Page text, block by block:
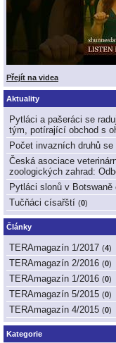
Přejít na videa
Aktuality
Pytláci a pašeráci se
tým, potírající obchod s
Počet invazních druhů
Česká asociace
zoologických zahrad:
Pytláci slonů v Botswaně
Tučňáci císařští (0)
Články
TERAmagazín 1/2017 (4)
TERAmagazín 2/2016 (0)
TERAmagazín 1/2016 (0)
TERAmagazín 5/2015 (0)
TERAmagazín 4/2015 (0)
Kategorie